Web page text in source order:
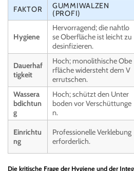
FAKTOR
GUMMIWALZEN
(PROFI)
Hygiene
Hervorragend; die nahtlo
se Oberfläche ist leicht zu
desinfizieren.
Dauerhaf
tigkeit
Hoch; monolithische Obe
rfläche widersteht dem V
errutschen.
Wassera
bdichtun
g
Hoch; schützt den Unter
boden vor Verschüttunge
n.
Einrichtu
ng
Professionelle Verklebung
erforderlich.
Die kritische Frage der Hygiene und der